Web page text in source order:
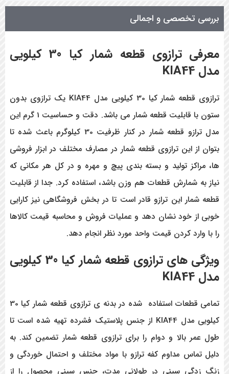
بررسی تخصصی و اجمالی
معرفی ترازوی قطعه شمار کیا 30 کیلویی
مدل KIA44
ترازوی قطعه شمار کیا 30 کیلویی مدل KIA44 یک ترازوی بدون
ستون با قابلیت قطعه شمار می باشد. دقت و حساسیت 1 گرم این
مدل ترازو قطعه شمار در کنار ظرفیت 30 کیلوگرم باعث شده تا
بتوان از این ترازوی قطعه شمار در مصارف مختلف در ابزار فروشی
ها، مراکز تولید و بسته بندی پیچ و مهره و در کل هر مکانی که
نیاز به شمارش قطعات هم وزن باشد، استفاده کرد. جدا از قابلیت
قطعه شمار این ترازو قادر است تا در بخش فروشگاهی نیز کارایی
خوبی از خود نشان دهد و عملیات فروش و محاسبه قیمت کالاها
را با وارد کردن قیمت واحد مورد نظر انجام دهد.
ویژگی های ترازوی قطعه شمار کیا 30 کیلویی
مدل KIA44
تمامی قطعات استفاده شده در بدنه ی ترازوی قطعه شمار کیا 30
کیلویی مدل KIA44 از جنس پلاستیک فشرده تهیه شده است تا
طول عمر بالا و دوام را برای ترازوی قطعه شمار تضمین کند. به
دلیل تماس مداوم کفه ترازو با مواد مختلف و احتمال خوردگی و